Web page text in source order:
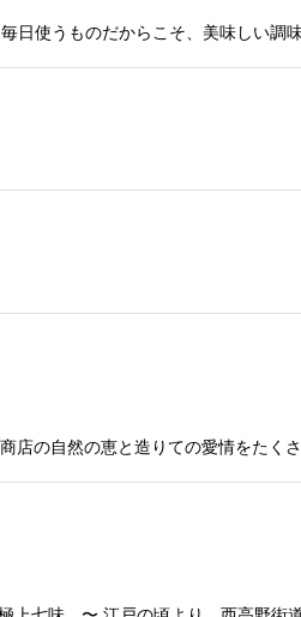
毎日使うものだからこそ、美味しい
の自然の恵と造りての愛情をた